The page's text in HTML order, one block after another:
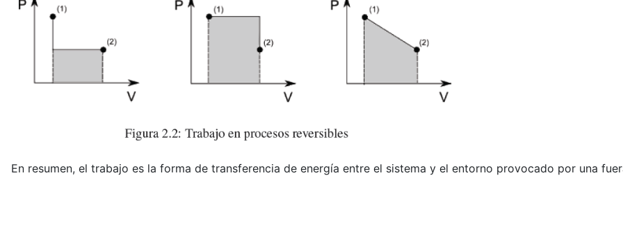
En resumen, el trabajo es la forma de transferencia de energía entre el sistema y el entorno provocado por una